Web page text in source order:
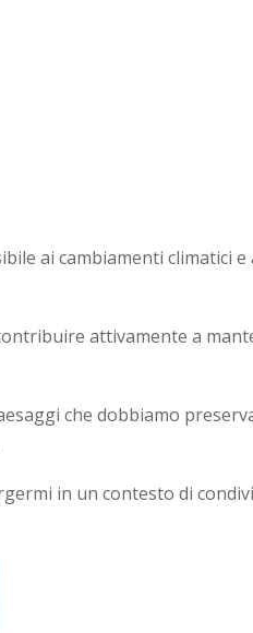
ai cambiamenti climatici e
attivamente a
che dobbiamo
in un contesto di